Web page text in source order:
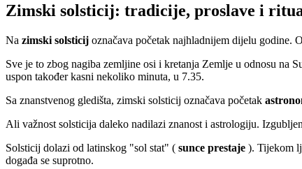
Zimski solsticij: tradicije, proslave i
Na zimski solsticij označava početak najhladnijem dijelu godine.
Sve je to zbog nagiba zemljine osi i kretanja Zemlje u odnosu na
uspon također kasni nekoliko minuta, u 7.35.
Sa znanstvenog gledišta, zimski solsticij označava početak
Ali važnost solsticija daleko nadilazi znanost i astrologiju.
Solsticij dolazi od latinskog "sol stat" ( sunce prestaje ). Tijekom
događa se suprotno.